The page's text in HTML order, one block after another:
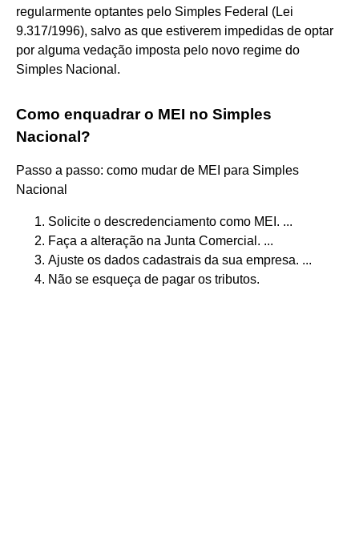
regularmente optantes pelo Simples Federal (Lei
9.317/1996), salvo as que estiverem impedidas de optar
por alguma vedação imposta pelo novo regime do
Simples Nacional.
Como enquadrar o MEI no Simples
Nacional?
Passo a passo: como mudar de MEI para Simples
Nacional
Solicite o descredenciamento como MEI. ...
Faça a alteração na Junta Comercial. ...
Ajuste os dados cadastrais da sua empresa. ...
Não se esqueça de pagar os tributos.